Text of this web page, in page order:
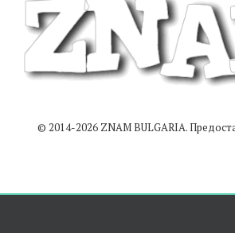
© 2014-2026 ZNAM BULGARIA.